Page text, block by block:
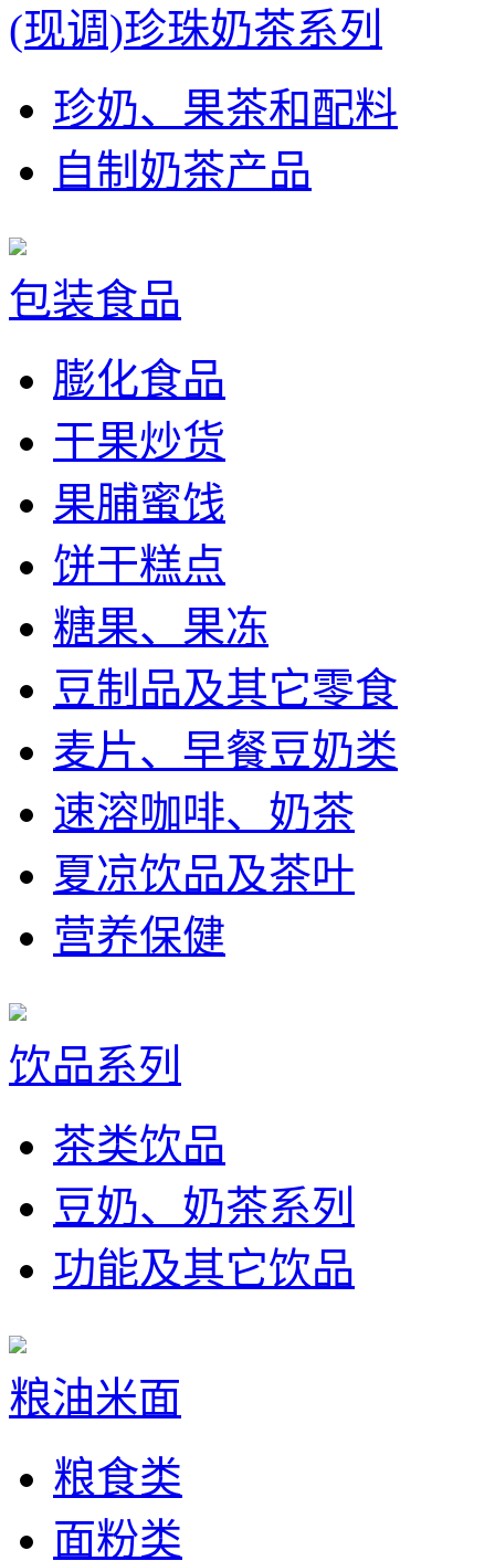
(现调)珍珠奶茶系列
珍奶、果茶和配料
自制奶茶产品
包装食品
膨化食品
干果炒货
果脯蜜饯
饼干糕点
糖果、果冻
豆制品及其它零食
麦片、早餐豆奶类
速溶咖啡、奶茶
夏凉饮品及茶叶
营养保健
饮品系列
茶类饮品
豆奶、奶茶系列
功能及其它饮品
粮油米面
粮食类
面粉类